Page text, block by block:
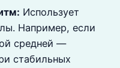
Использует
Например, если
средней —
стабильных